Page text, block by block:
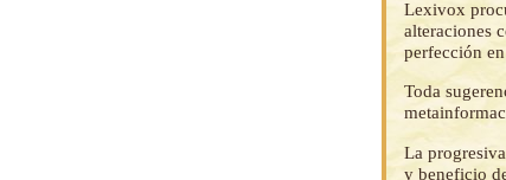
Lexivox
alteraciones
perfección
Toda
La
y beneficio